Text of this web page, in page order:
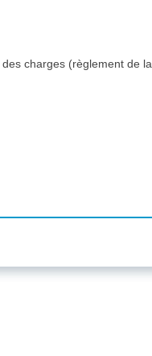
charges (règlement de la